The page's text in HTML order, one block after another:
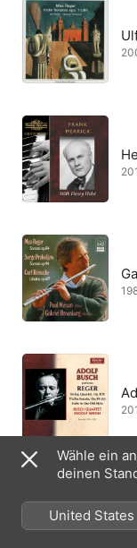
Wähle ein
deinen
United States